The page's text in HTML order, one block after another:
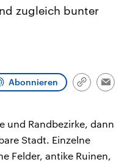
zugleich bunter
Abonnieren
Link
und Randbezirke, dann
Stadt. Einzelne
Felder, antike Ruinen,